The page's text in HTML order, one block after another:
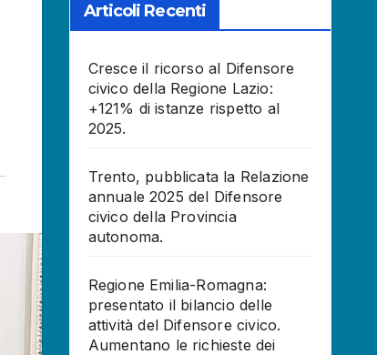
Articoli Recenti
Cresce il ricorso al Difensore
civico della Regione Lazio:
+121% di istanze rispetto al
2025.
Trento, pubblicata la Relazione
annuale 2025 del Difensore
civico della Provincia
autonoma.
Regione Emilia-Romagna:
presentato il bilancio delle
attività del Difensore civico.
Aumentano le richieste dei